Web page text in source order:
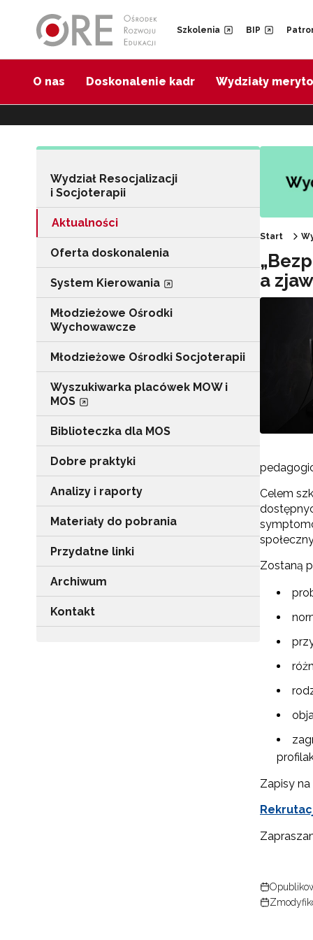
Szkolenia BIP
O nas Doskonalenie kadr Wydziały
Wydział Resocjalizacji
i Socjoterapii
Aktualności
Oferta doskonalenia
System Kierowania
Młodzieżowe Ośrodki
Wychowawcze
Młodzieżowe Ośrodki Socjoterapii
Wyszukiwarka placówek MOW i
MOS
Biblioteczka dla MOS
Dobre praktyki
Analizy i raporty
Materiały do pobrania
Przydatne linki
Archiwum
Kontakt
Start
a
Celem
Zostaną
Zapisy
o